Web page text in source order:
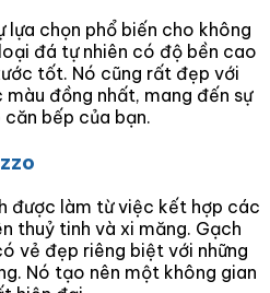
lựa chọn phổ biến cho không
đá tự nhiên có độ bền cao
tốt. Nó cũng rất đẹp với
đồng nhất, mang đến sự
bếp của bạn.
được làm từ việc kết hợp các
thuỷ tinh và xi măng. Gạch
vẻ đẹp riêng biệt với những
Nó tạo nên một không gian